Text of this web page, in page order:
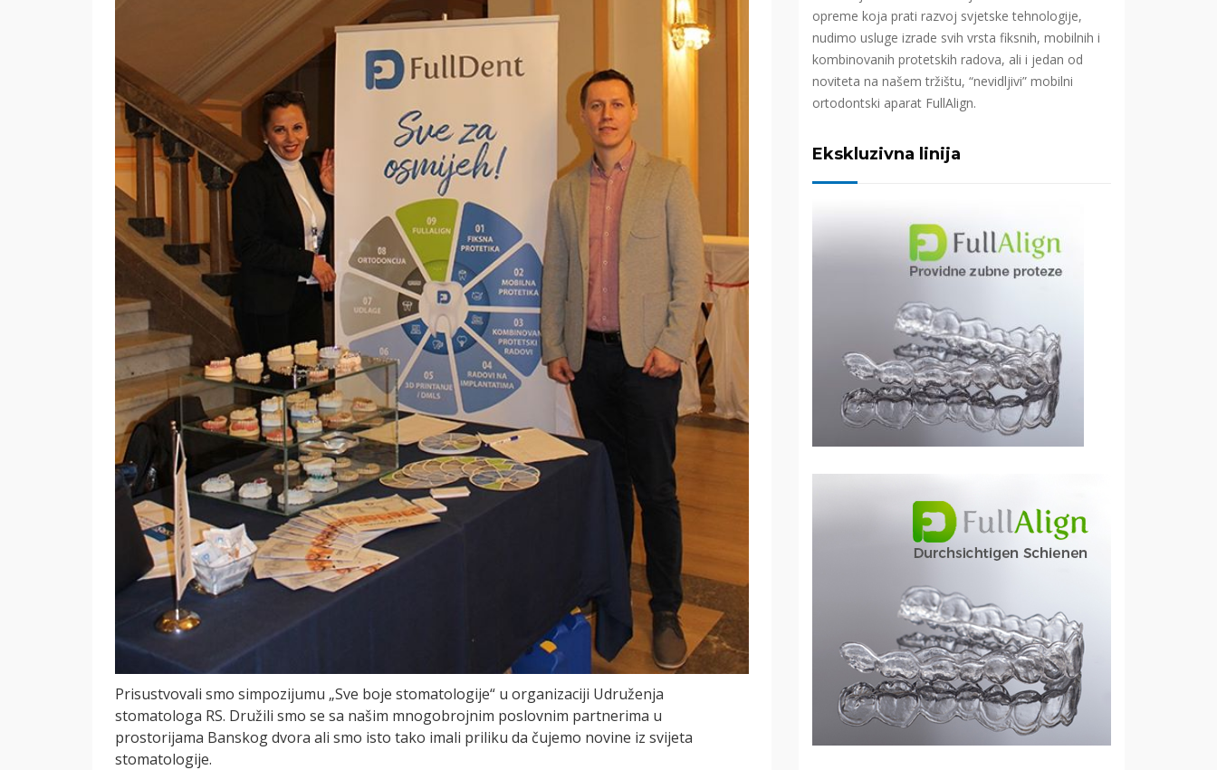
Prisustvovali smo simpozijumu „Sve boje stomatologije“ u organizaciji Udruženja
stomatologa RS. Družili smo se sa našim mnogobrojnim poslovnim partnerima u
prostorijama Banskog dvora ali smo isto tako imali priliku da čujemo novine iz svijeta
stomatologije.
opreme koja prati razvoj svjetske tehnologije,
nudimo usluge izrade svih vrsta fiksnih, mobilnih i
kombinovanih protetskih radova, ali i jedan od
noviteta na našem tržištu, “nevidljivi” mobilni
ortodontski aparat FullAlign.
Ekskluzivna linija